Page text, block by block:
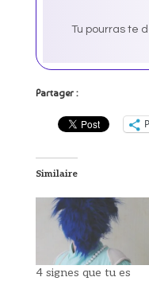
Tu pourras te
Partager :
Similaire
4 signes que tu es